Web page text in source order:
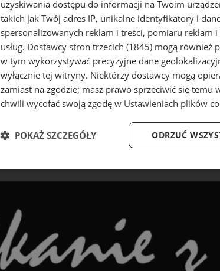
uzyskiwania dostępu do informacji na Twoim
takich jak Twój adres IP, unikalne identyfikatory i
spersonalizowanych reklam i treści, pomiaru reklam
usług. Dostawcy stron trzecich (1845) mogą również
w tym wykorzystywać precyzyjne dane
wyłącznie tej witryny. Niektórzy dostawcy mogą
zamiast na zgodzie; masz prawo sprzeciwić się temu
chwili wycofać swoją zgodę w Ustawieniach plików
ODRZUĆ
POKAŻ SZCZEGÓŁY
Niezbędne Wydajność
Niezbędne Wydajność Targetowanie